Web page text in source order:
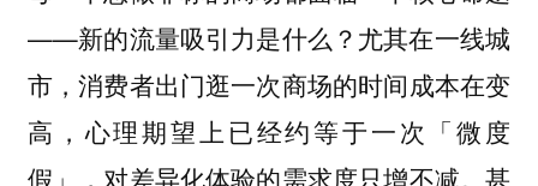
——新的流量吸引力是什么？尤其在一线城
市，消费者出门逛一次商场的时间成本在变
高，心理期望上已经约等于一次「微度
假」，对差异化体验的需求度只增不减。甚